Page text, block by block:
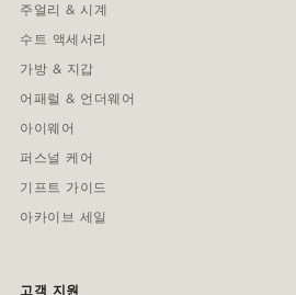
주얼리 & 시계
수트 액세서리
가방 & 지갑
어패럴 & 언더웨어
아이웨어
퍼스널 케어
기프트 가이드
아카이브 세일
고객 지원